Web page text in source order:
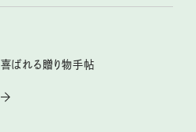
喜ばれる贈り物手帖